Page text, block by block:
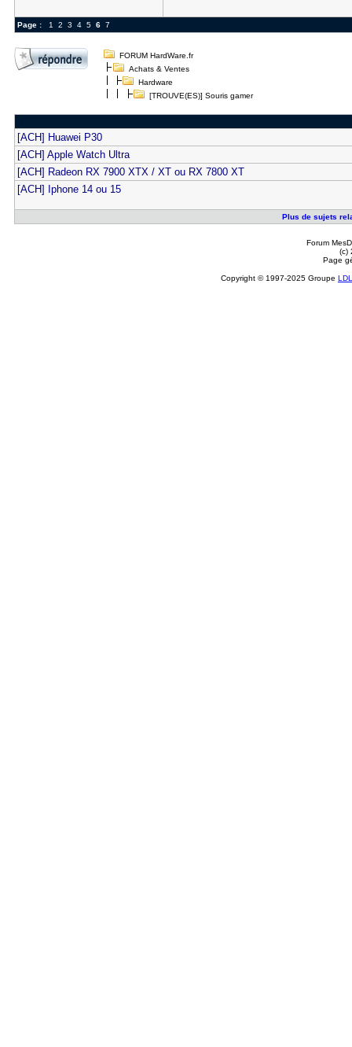
Page : 1 2 3 4 5 6 7
FORUM HardWare.fr
Achats & Ventes
Hardware
[TROUVE(ES)] Souris gamer
[ACH] Huawei P30
[ACH] Apple Watch Ultra
[ACH] Radeon RX 7900 XTX / XT ou RX 7800 XT
[ACH] Iphone 14 ou 15
Plus de sujets
Forum
(c)
Page
Copyright © 1997-2025 Groupe